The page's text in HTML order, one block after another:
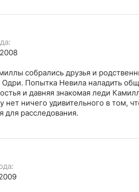
собрались друзья и
Одри. Попытка Невила наладить
и давняя знакомая леди
ничего удивительного в том,
для расследования.